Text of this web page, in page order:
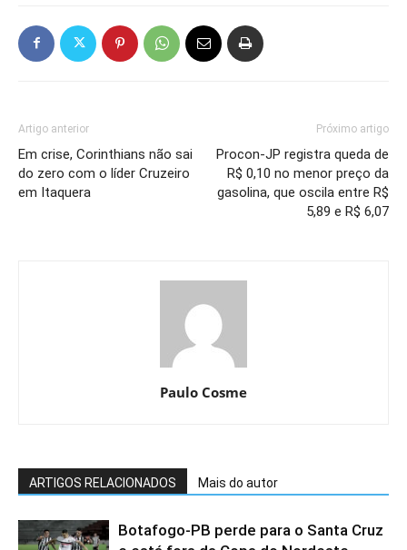
Artigo anterior
Em crise, Corinthians não sai
do zero com o líder Cruzeiro
em Itaquera
Próximo artigo
Procon-JP registra queda de
R$ 0,10 no menor preço da
gasolina, que oscila entre R$
5,89 e R$ 6,07
Paulo Cosme
ARTIGOS RELACIONADOS Mais do autor
Botafogo-PB perde para o Santa Cruz